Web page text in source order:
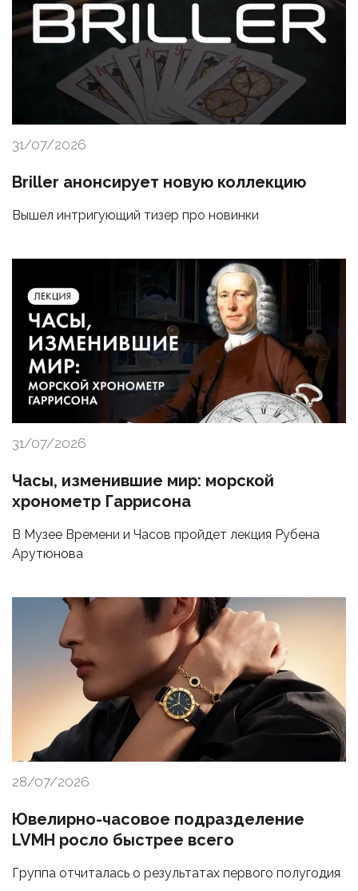
31/07/2026
Briller анонсирует новую коллекцию
Вышел интригующий тизер про новинки
31/07/2026
Часы, изменившие мир: морской
хронометр Гаррисона
В Музее Времени и Часов пройдет лекция Рубена
Арутюнова
28/07/2026
Ювелирно-часовое подразделение
LVMH росло быстрее всего
Группа отчиталась о результатах первого полугодия